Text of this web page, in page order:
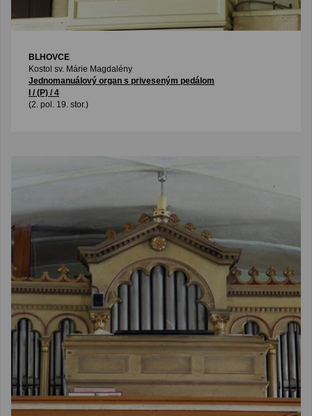
BLHOVCE
Kostol sv. Márie Magdalény
Jednomanuálový organ s priveseným pedálom
I / (P) / 4
(2. pol. 19. stor.)